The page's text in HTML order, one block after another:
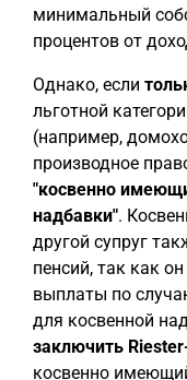
минимальный
процентов от
Однако, если
льготной
(например,
производное
"косвенно
надбавки".
другой супруг
пенсий, так как
выплаты по
для косвенной
заключить
косвенно